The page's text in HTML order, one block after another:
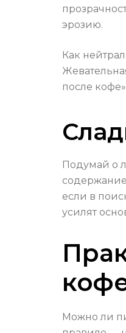
эрозию.
Как
после
Подумай о
если в
усилят
Можно ли